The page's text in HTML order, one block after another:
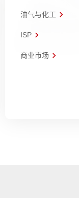
油气与化工
ISP
商业市场